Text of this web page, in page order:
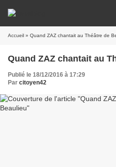
Accueil » Quand ZAZ chantait au Théâtre de
Quand ZAZ chantait au
Publié le 18/12/2016 à 17:29
Par citoyen42